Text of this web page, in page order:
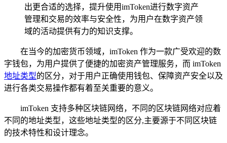
出更合适的选择，提升使用imToken进行数字资产
管理和交易的效率与安全性，为用户在数字资产领
域的活动提供有力的知识支撑。
在当今的加密货币领域，imToken 作为一款广受欢迎的数
字钱包，为用户提供了便捷的加密资产管理服务，而 imToken
地址类型的区分，对于用户正确使用钱包、保障资产安全以及
进行各类交易操作都有着至关重要的意义。
imToken 支持多种区块链网络，不同的区块链网络对应着
不同的地址类型，这些地址类型的区分,主要源于不同区块链
的技术特性和设计理念。